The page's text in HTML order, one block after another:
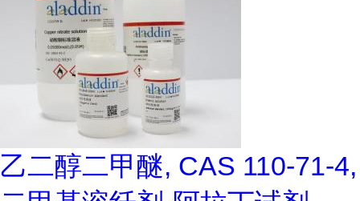
乙二醇二甲醚, CAS 110-71-4,